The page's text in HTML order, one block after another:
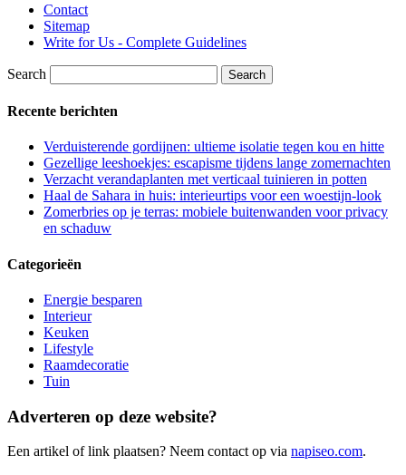
Contact
Sitemap
Write for Us - Complete Guidelines
Search
Recente berichten
Verduisterende gordijnen: ultieme isolatie tegen kou en hitte
Gezellige leeshoekjes: escapisme tijdens lange zomernachten
Verzacht verandaplanten met verticaal tuinieren in potten
Haal de Sahara in huis: interieurtips voor een woestijn-look
Zomerbries op je terras: mobiele buitenwanden voor privacy
en schaduw
Categorieën
Energie besparen
Interieur
Keuken
Lifestyle
Raamdecoratie
Tuin
Adverteren op deze website?
Een artikel of link plaatsen? Neem contact op via napiseo.com.